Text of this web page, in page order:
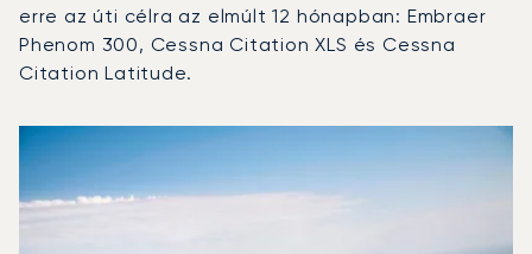
erre az úti célra az elmúlt 12 hónapban: Embraer
Phenom 300, Cessna Citation XLS és Cessna
Citation Latitude.
Repülőgép fotója
Repülőgép-típus
Repülési
Ülőhelyek
Sebesség (km/h)
Hatótávolság (km)Hatótávolság (NM)